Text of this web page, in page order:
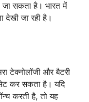
जा सकता है। भारत में
जा रही है।
टेक्नोलॉजी और बैटरी
कर सकता है। यदि
करती है, तो यह